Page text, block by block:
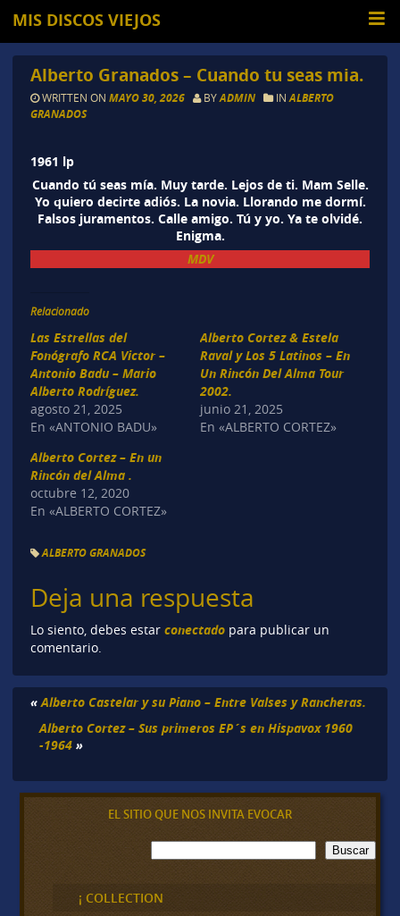
MIS DISCOS VIEJOS
Alberto Granados – Cuando tu seas mia.
WRITTEN ON MAYO 30, 2026 BYADMIN IN ALBERTO
GRANADOS
1961 lp
Cuando tú seas mía. Muy tarde. Lejos de ti. Mam Selle.
Yo quiero decirte adiós. La novia. Llorando me dormí.
Falsos juramentos. Calle amigo. Tú y yo. Ya te olvidé.
Enigma.
MDV
Relacionado
Las Estrellas del
Fonógrafo RCA Victor –
Antonio Badu – Mario
Alberto Rodríguez.
agosto 21, 2025
En «ANTONIO BADU»
Alberto Cortez & Estela
Raval y Los 5 Latinos – En
Un Rincón Del Alma Tour
2002.
junio 21, 2025
En «ALBERTO CORTEZ»
Alberto Cortez – En un
Rincón del Alma .
octubre 12, 2020
En «ALBERTO CORTEZ»
ALBERTO GRANADOS
Deja una respuesta
Lo siento, debes estar conectadopara publicar un
comentario.
«Alberto Castelar y su Piano – Entre Valses y Rancheras.
Alberto Cortez – Sus primeros EP´s en Hispavox 1960
-1964 »
EL SITIO QUE NOS INVITA EVOCAR
B
u
c
a
Buscar
¡ COLLECTION